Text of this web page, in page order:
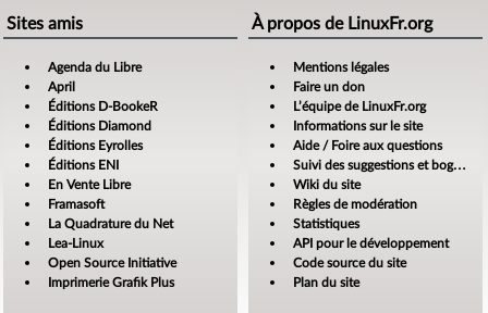
Sites amis
Agenda du Libre
April
Éditions D-BookeR
Éditions Diamond
Éditions Eyrolles
Éditions ENI
En Vente Libre
Framasoft
La Quadrature du Net
Lea-Linux
Open Source Initiative
Imprimerie Grafik Plus
À propos de LinuxFr.org
Mentions légales
Faire un don
L’équipe de LinuxFr.org
Informations sur le site
Aide / Foire aux questions
Suivi des suggestions et bogues
Wiki du site
Règles de modération
Statistiques
API pour le développement
Code source du site
Plan du site